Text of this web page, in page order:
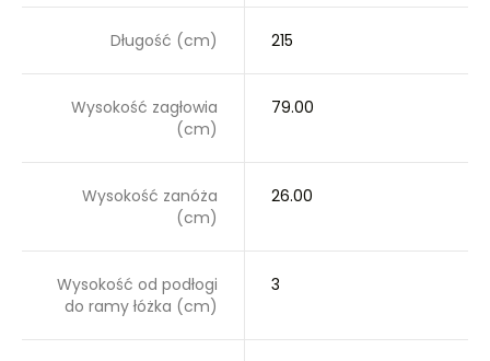
Długość (cm) 215
Wysokość zagłowia
(cm)
79.00
Wysokość zanóża
(cm)
26.00
Wysokość od podłogi
do ramy łóżka (cm)
3